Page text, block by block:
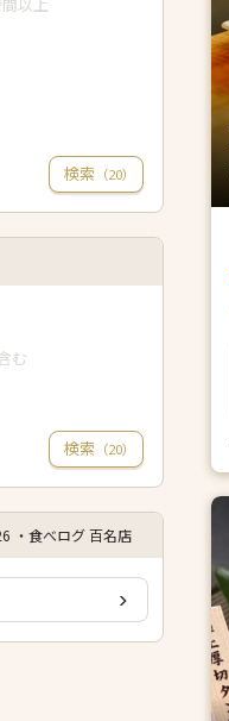
検索 （20）
む
検索 （20）
・食べログ 百名店